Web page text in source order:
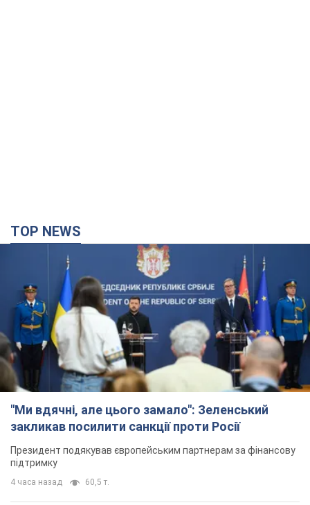
TOP NEWS
"Ми вдячні, але цього замало": Зеленський
закликав посилити санкції проти Росії
Президент подякував європейським партнерам за фінансову
підтримку
4 часа назад 60,5 т.